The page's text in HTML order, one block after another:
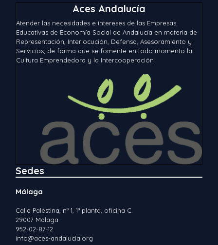
Aces Andalucía
Atender las necesidades e intereses de las Empresas
Educativas de Economía Social de Andalucía en materia de
Representación, Interlocución, Defensa, Asesoramiento y
Servicios, de forma que se fomente en todo momento la
Cultura Emprendedora y la Intercooperación
Sedes
Málaga
Calle Palestina, nº 1, 1ª planta, oficina C.
29007 Málaga.
952-02-87-12
info@aces-andalucia.org